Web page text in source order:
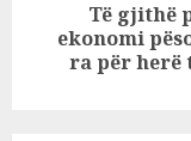
Next
post:
Të gjithë
ekonomi
ra për herë